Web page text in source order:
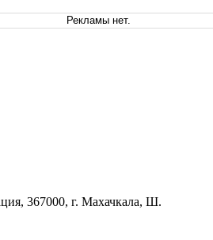
Рекламы нет.
367000, г. Махачкала, Ш.